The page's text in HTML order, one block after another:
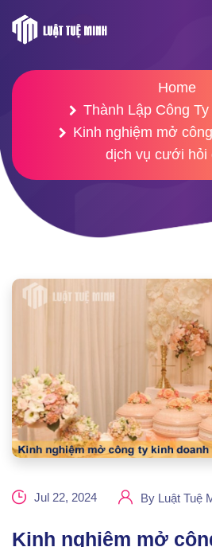
Home
Thành Lập Công
Kinh nghiệm mở
dịch vụ cưới hỏi
Jul 22, 2024 By Luật Tuệ
Kinh nghiệm mở